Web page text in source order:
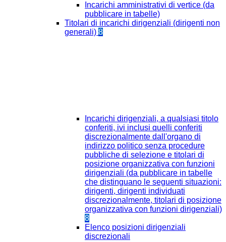
Incarichi amministrativi di vertice (da
pubblicare in tabelle)
Titolari di incarichi dirigenziali (dirigenti non
generali) 8
Incarichi dirigenziali, a qualsiasi titolo
conferiti, ivi inclusi quelli conferiti
discrezionalmente dall'organo di
indirizzo politico senza procedure
pubbliche di selezione e titolari di
posizione organizzativa con funzioni
dirigenziali (da pubblicare in tabelle
che distinguano le seguenti situazioni:
dirigenti, dirigenti individuati
discrezionalmente, titolari di posizione
organizzativa con funzioni dirigenziali)
8
Elenco posizioni dirigenziali
discrezionali